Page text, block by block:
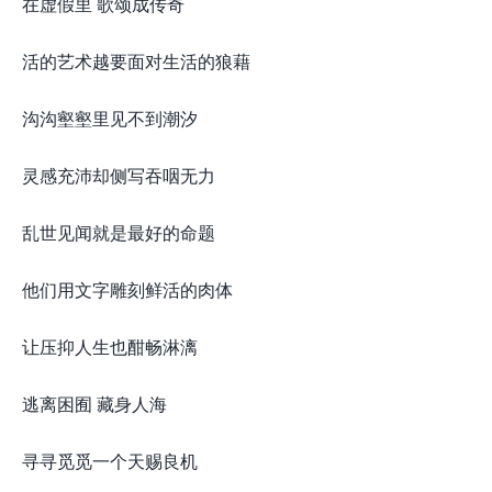
活的艺术越要面对生活的狼藉
沟沟壑壑里见不到潮汐
灵感充沛却侧写吞咽无力
乱世见闻就是最好的命题
他们用文字雕刻鲜活的肉体
让压抑人生也酣畅淋漓
逃离困囿 藏身人海
寻寻觅觅一个天赐良机